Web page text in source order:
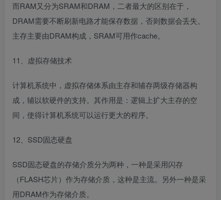
而RAM又分为SRAM和DRAM，二者最大的区别在于，
DRAM需要不断刷新电路才能保存数据，否则数据会丢失。
主存主要由DRAM构成，SRAM可用作cache。
11、虚拟存储技术
计算机系统中，虚拟存储体系由主存和辅存两级存储器构
成，辅以软硬件的支持。其作用是：逻辑上扩大主存的空
间，使得计算机系统可以运行更大的程序。
12、SSD固态硬盘
SSD固态硬盘的存储介质分为两种，一种是采用闪存
（FLASH芯片）作为存储介质，这种是主流。另外一种是采
用DRAM作为存储介质。